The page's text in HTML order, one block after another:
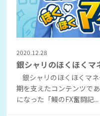
2020.12.28
銀シャリのほくほくマ
銀シャリのほくほくマ
期を支えたコンテンツで
になった「鰻のFX奮闘記...